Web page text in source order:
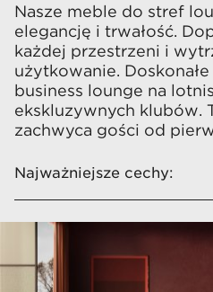
Nasze meble do stref
elegancję i trwałość.
każdej przestrzeni i
użytkowanie.
business lounge na
ekskluzywnych klubów.
zachwyca gości od
Najważniejsze cechy:
Liczy się pierwsze
jedną szansę, by
Trwałość – przy